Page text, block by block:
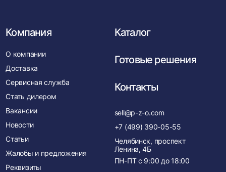
Компания
О компании
Доставка
Сервисная служба
Стать дилером
Вакансии
Новости
Статьи
Жалобы и предложения
Реквизиты
Каталог
Готовые решения
Контакты
sell@p-z-o.com
+7 (499) 390-05-55
Челябинск, проспект
Ленина, 4Б
ПН-ПТ с 9:00 до 18:00